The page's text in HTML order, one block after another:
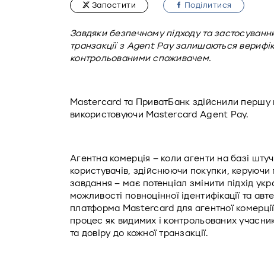
Запостити Подiлитися
Завдяки безпечному підходу та
транзакції з Agent Pay залишаються
контрольованими споживачем.
Mastercard та ПриватБанк здійснили першу
використовуючи Mastercard Agent Pay.
Агентна комерція – коли агенти на базі
користувачів, здійснюючи покупки,
завдання – має потенціал змінити підхід
можливості повноцінної ідентифікації та
платформа Mastercard для агентної
процес як видимих і контрольованих
та довіру до кожної транзакції.